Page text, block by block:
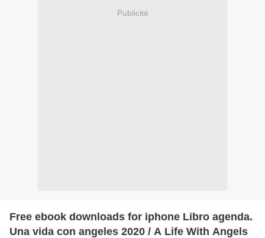
Publicité
Free ebook downloads for iphone Libro agenda.
Una vida con angeles 2020 / A Life With Angels